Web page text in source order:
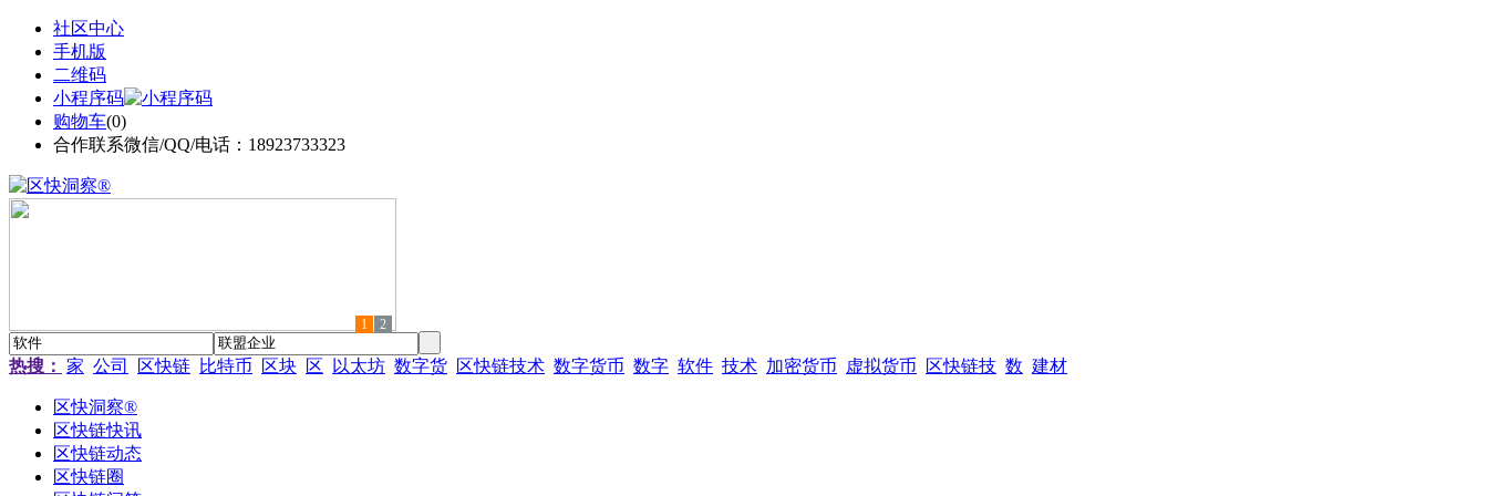
社区中心
手机版
二维码
小程序码
购物车(0)
合作联系微信/QQ/电话：18923733323
1 2
热搜： 家 公司 区快链 比特币 区块 区 以太坊 数字货 区快链技术 数字货币 数字 软件 技术 加密货币 虚拟货币 区快链技 数 建材
区快洞察®
区快链快讯
区快链动态
区快链圈